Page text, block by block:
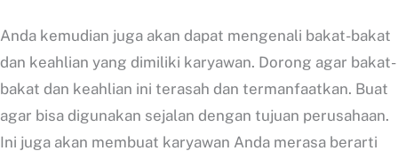
Anda kemudian juga akan dapat mengenali bakat-bakat
dan keahlian yang dimiliki karyawan. Dorong agar bakat-
bakat dan keahlian ini terasah dan termanfaatkan. Buat
agar bisa digunakan sejalan dengan tujuan perusahaan.
Ini juga akan membuat karyawan Anda merasa berarti